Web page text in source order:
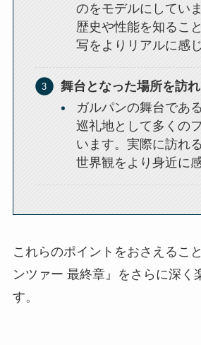
のをモデルにしてい
歴史や性能を知るこ
写をよりリアルに感
舞台となった場所を訪
ガルパンの舞台であ
巡礼地として多くの
います。実際に訪れ
世界観をより身近に
これらのポイントをおさえるこ
ンツァー 最終章』をさらに深く
す。